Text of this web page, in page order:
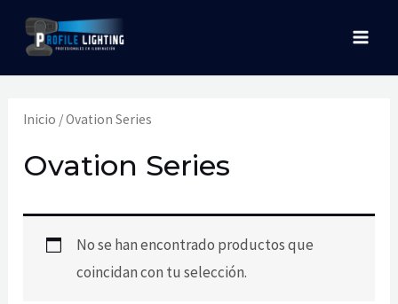
Inicio / Ovation Series
Ovation Series
No se han encontrado productos que
coincidan con tu selección.